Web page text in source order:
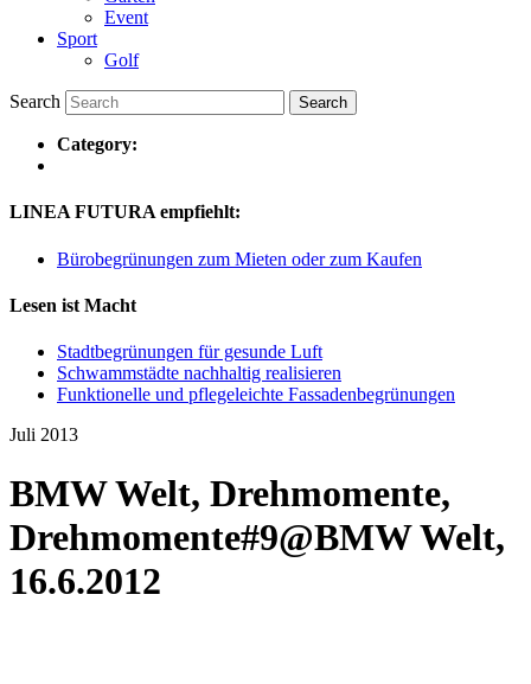
Event
Sport
Golf
Search
Category:
LINEA FUTURA empfiehlt:
Bürobegrünungen zum Mieten oder zum Kaufen
Lesen ist Macht
Stadtbegrünungen für gesunde Luft
Schwammstädte nachhaltig realisieren
Funktionelle und pflegeleichte Fassadenbegrünungen
Juli 2013
BMW Welt, Drehmomente,
Drehmomente#9@BMW Welt,
16.6.2012